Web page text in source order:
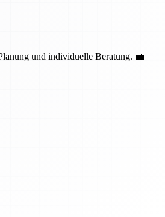
und individuelle Beratung. 💼